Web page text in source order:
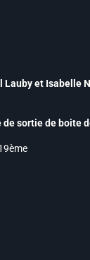
Lauby et Isabelle
de sortie de boite